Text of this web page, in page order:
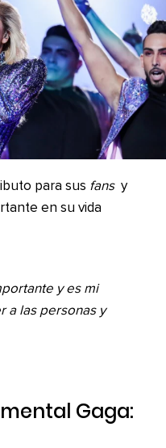
para sus fans y
en su vida
y es mi
a las personas y
Gaga: